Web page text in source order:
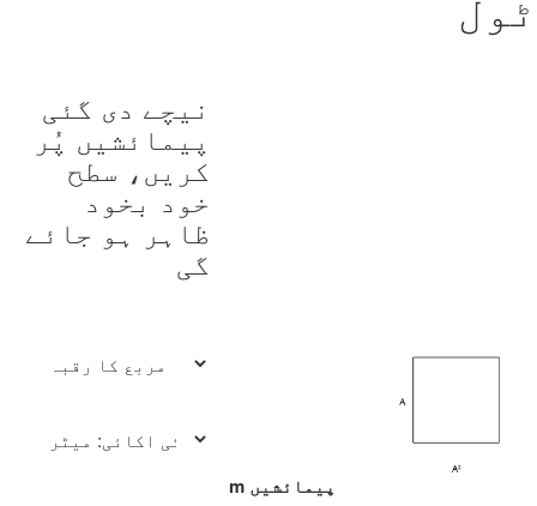
نیچے دی گئی
پیمائشیں پُر
کریں، سطح
خود بخود
ظاہر ہو جائے
گی
m پیمائشیں